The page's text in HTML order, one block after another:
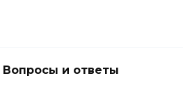
Вопросы и ответы